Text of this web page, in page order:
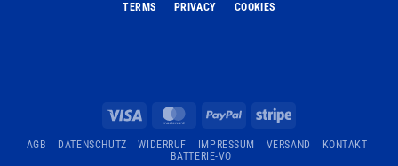
TERMS PRIVACY COOKIES
MasterCardPayPal Stripe
AGB DATENSCHUTZ WIDERRUF IMPRESSUM VERSAND
KONTAKT
BATTERIE-VO